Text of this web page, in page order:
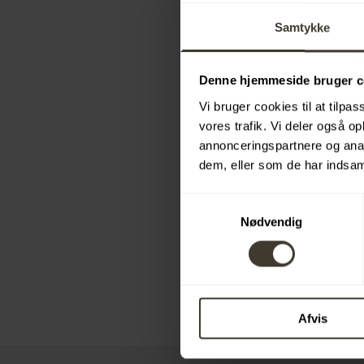
Samtykke
Denne hjemmeside bruger
Vi bruger cookies til at
vores trafik. Vi deler også
annonceringspartnere og
dem, eller som de har
Nødvendig
Afvis